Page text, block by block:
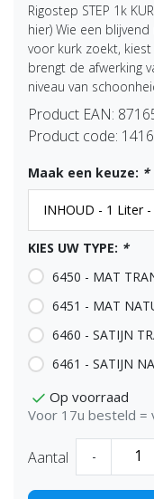
Rigostep STEP 1k
hier) Wie een
voor kurk zoekt, kiest
brengt de afwerking
niveau van
Product EAN:
Product code:
Maak een keuze: *
KIES UW TYPE: *
6450 - MAT
6451 - MAT
6460 - SATIJN
6461 - SATIJN
Op voorraad
Voor 17u besteld =
Aantal -